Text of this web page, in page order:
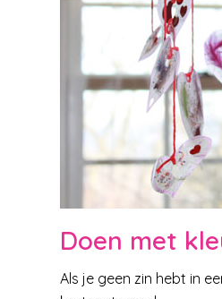
Doen met
Als je geen zin hebt in